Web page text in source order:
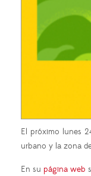
El próximo lunes
urbano y la zona
En su página web